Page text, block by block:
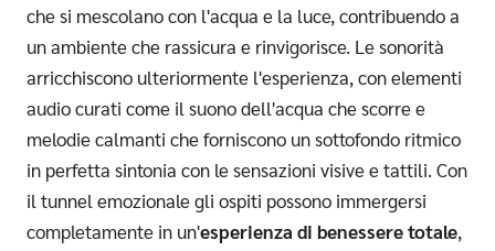
che si mescolano con l'acqua e la luce, contribuendo a
un ambiente che rassicura e rinvigorisce. Le sonorità
arricchiscono ulteriormente l'esperienza, con elementi
audio curati come il suono dell'acqua che scorre e
melodie calmanti che forniscono un sottofondo ritmico
in perfetta sintonia con le sensazioni visive e tattili. Con
il tunnel emozionale gli ospiti possono immergersi
completamente in un'esperienza di benessere totale,